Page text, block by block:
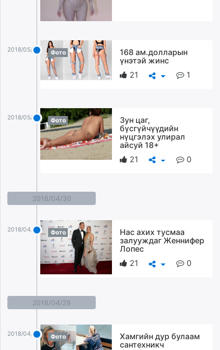
2018/05/04 Фото
168 ам.долларын
үнэтэй жинс
21
1
2018/05/04 Фото
Зун цаг,
бүсгүйчүүдийн
нүцгэлэх улирал
айсуй 18+
21
0
2018/04/30
2018/04/30 Фото
Нас ахих тусмаа
залууждаг Женнифер
Лопес
21
0
2018/04/29
2018/04/29 Фото
Хамгийн дур булаам
сантехникч